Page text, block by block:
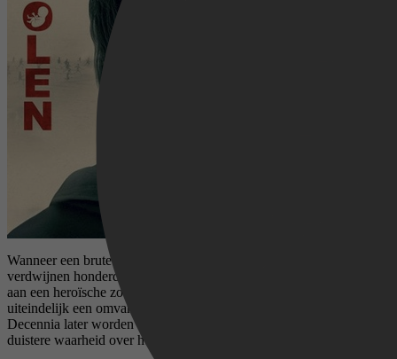
Wanneer een brute dictatuur de macht in Argentinië overneemt,
verdwijnen honderden jonge kinderen. Hun grootmoeders beginnen
aan een heroïsche zoektocht om hen te vinden en ontdekken
uiteindelijk een omvangrijk complot om kinderen te ontvoeren.
Decennia later worden deze mensen teruggevonden en moeten ze de
duistere waarheid over hun afkomst onder ogen zien.